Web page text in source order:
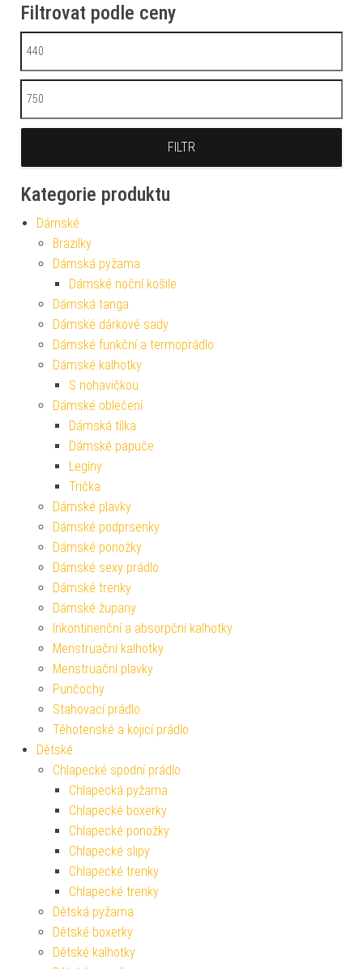
Filtrovat podle ceny
Minimální cena
Maximální cena
FILTR
Kategorie produktu
Dámské
Brazilky
Dámská pyžama
Dámské noční košile
Dámská tanga
Dámské dárkové sady
Dámské funkční a termoprádlo
Dámské kalhotky
S nohavičkou
Dámské oblečení
Dámská tílka
Dámské papuče
Legíny
Trička
Dámské plavky
Dámské podprsenky
Dámské ponožky
Dámské sexy prádlo
Dámské trenky
Dámské župany
Inkontinenční a absorpční kalhotky
Menstruační kalhotky
Menstruační plavky
Punčochy
Stahovací prádlo
Těhotenské a kojicí prádlo
Dětské
Chlapecké spodní prádlo
Chlapecká pyžama
Chlapecké boxerky
Chlapecké ponožky
Chlapecké slipy
Chlapecké trenky
Chlapecké trenky
Dětská pyžama
Dětské boxerky
Dětské kalhotky